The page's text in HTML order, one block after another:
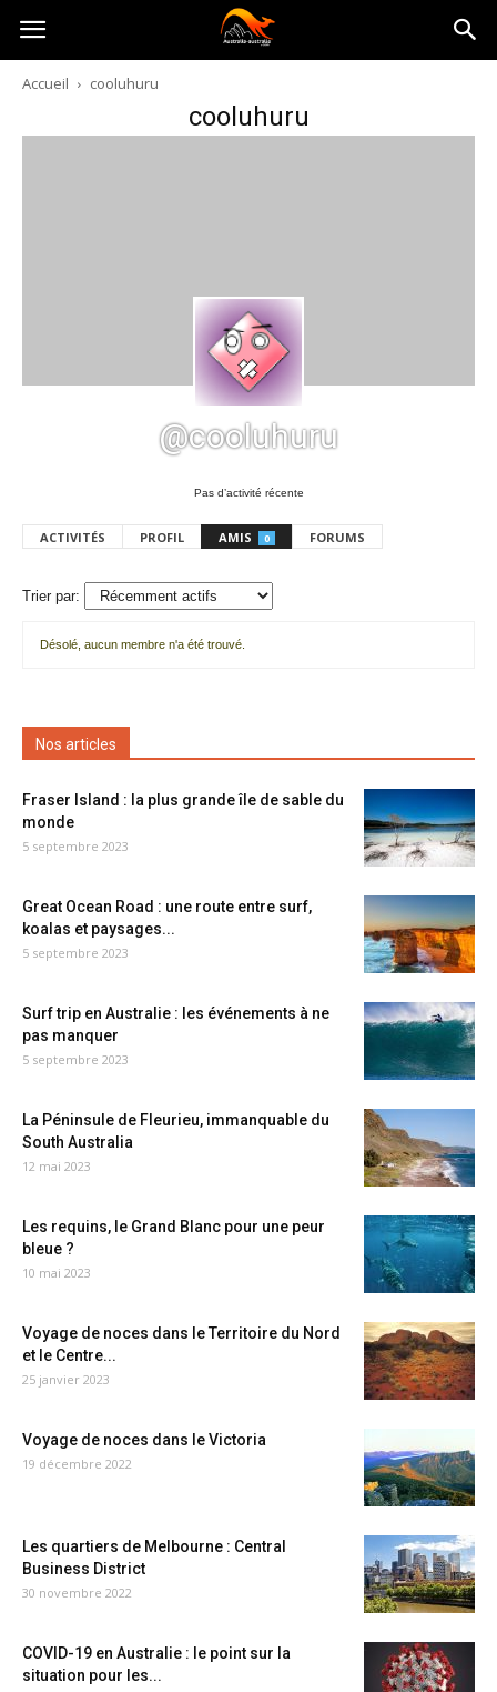
Australia-
australie.com
Accueil cooluhuru
cooluhuru
@cooluhuru
Pas d’activité récente
ACTIVITÉS PROFIL AMIS 0 FORUMS
Trier par:
amis
Désolé, aucun membre n'a été trouvé.
Nos articles
Fraser Island : la plus grande île de sable du
monde
5 septembre 2023
Great Ocean Road : une route entre surf,
koalas et paysages...
5 septembre 2023
Surf trip en Australie : les événements à ne
pas manquer
5 septembre 2023
La Péninsule de Fleurieu, immanquable du
South Australia
12 mai 2023
Les requins, le Grand Blanc pour une peur
bleue ?
10 mai 2023
Voyage de noces dans le Territoire du Nord
et le Centre...
25 janvier 2023
Voyage de noces dans le Victoria
19 décembre 2022
Les quartiers de Melbourne : Central
Business District
30 novembre 2022
COVID-19 en Australie : le point sur la
situation pour les...